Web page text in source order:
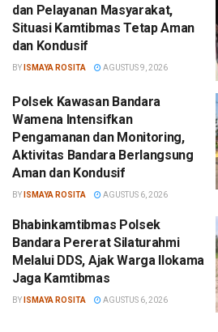
dan Pelayanan Masyarakat,
Situasi Kamtibmas Tetap Aman
dan Kondusif
BY ISMAYA ROSITA AGUSTUS 9, 2026
Polsek Kawasan Bandara
Wamena Intensifkan
Pengamanan dan Monitoring,
Aktivitas Bandara Berlangsung
Aman dan Kondusif
BY ISMAYA ROSITA AGUSTUS 6, 2026
Bhabinkamtibmas Polsek
Bandara Pererat Silaturahmi
Melalui DDS, Ajak Warga Ilokama
Jaga Kamtibmas
BY ISMAYA ROSITA AGUSTUS 6, 2026